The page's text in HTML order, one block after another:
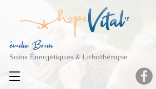
émilie Brun
Soins Énergétiques & Lithothérapie